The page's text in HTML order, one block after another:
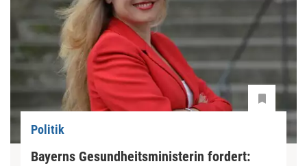
Politik
Bayerns Gesundheitsministerin fordert: